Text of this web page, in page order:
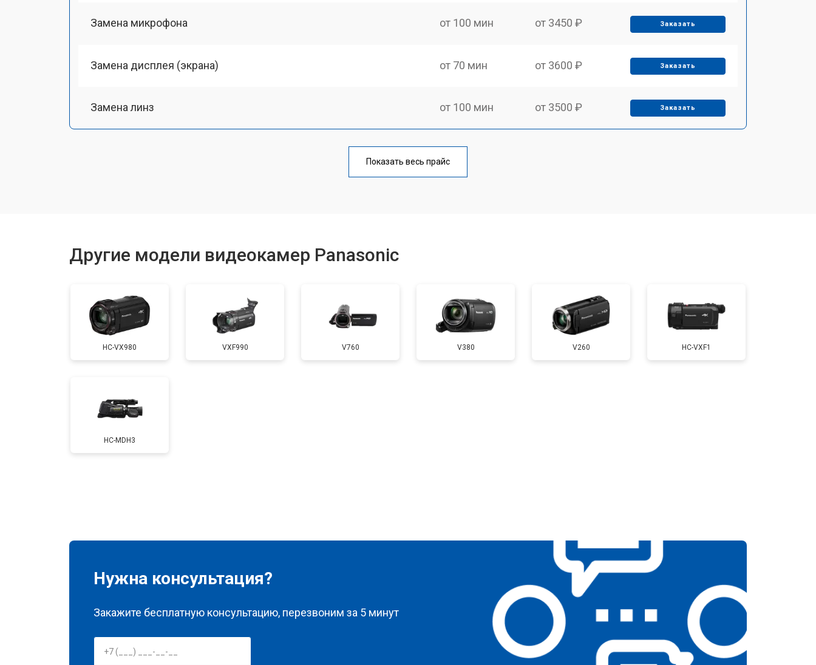
Замена микрофона от 100 мин от 3450 ₽ Заказать
Замена дисплея (экрана) от 70 мин от 3600 ₽ Заказать
Замена линз от 100 мин от 3500 ₽ Заказать
от 80 мин
Показать весь прайс
Другие модели видеокамер Panasonic
HC-VX980 VXF990 V760 V380 V260 HC-VXF1
HC-MDH3
Нужна консультация?
Закажите бесплатную консультацию, перезвоним за 5 минут